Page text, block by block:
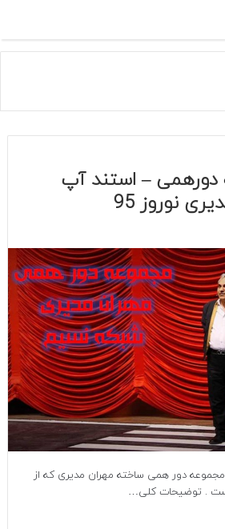
دورهمی – استند آپ
نوروز 95
دور همی ساخته مهران مدیری که از
. توضیحات کلی…